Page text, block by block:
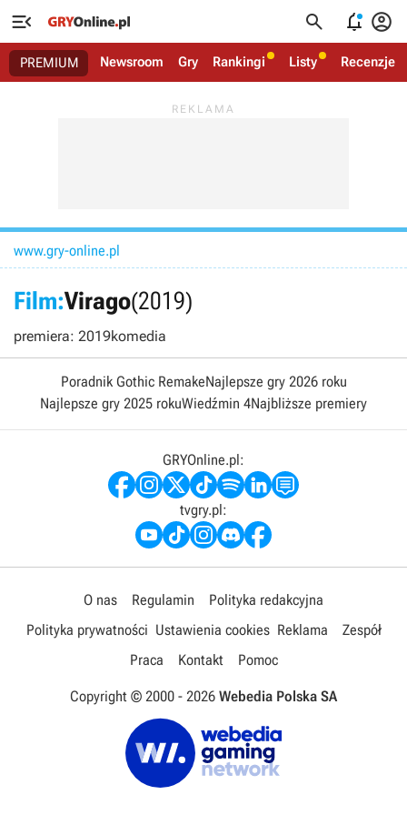
   
PREMIUM Newsroom Gry Rankingi Listy Recenzje
www.gry-online.pl
Film:Virago(2019)
premiera: 2019komedia
Poradnik Gothic RemakeNajlepsze gry 2026 roku
Najlepsze gry 2025 rokuWiedźmin 4Najbliższe premiery
GRYOnline.pl:
tvgry.pl:
O nas Regulamin
Polityka redakcyjna
Polityka prywatności Ustawienia cookies Reklama
Zespół
Praca
Kontakt Pomoc
Copyright © 2000 - 2026 Webedia Polska SA